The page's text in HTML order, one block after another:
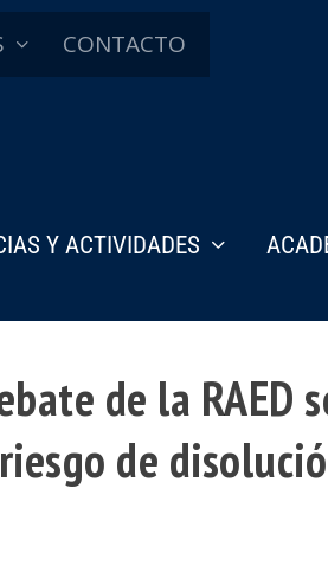
CONTACTO
Y ACTIVIDADES
de la RAED
de